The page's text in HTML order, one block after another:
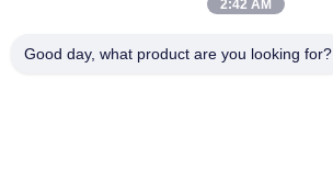
2:42 AM
Good day, what product are you looking for?